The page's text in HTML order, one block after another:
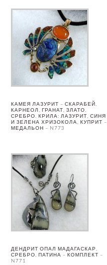
КАМЕЯ ЛАЗУРИТ – СКАРАБЕЙ,
КАРНЕОЛ, ГРАНАТ, ЗЛАТО,
СРЕБРО. КРИЛА: ЛАЗУРИТ, СИНЯ
И ЗЕЛЕНА ХРИЗОКОЛА, КУПРИТ –
МЕДАЛЬОН – N773
ДЕНДРИТ ОПАЛ МАДАГАСКАР,
СРЕБРО, ПАТИНА – КОМПЛЕКТ –
N771